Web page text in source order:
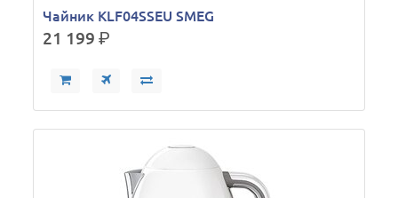
Чайник KLF04SSEU SMEG
21 199р.